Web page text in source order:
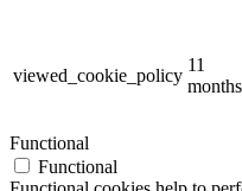
viewed_cookie_policy
11
months
Functional
Functional